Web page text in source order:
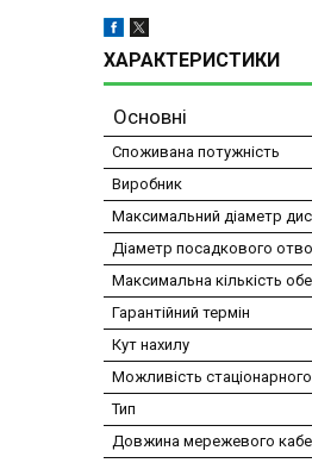
ХАРАКТЕРИСТИКИ
Основні
Споживана потужність
Виробник
Максимальний діаметр
Діаметр посадкового
Максимальна кількість
Гарантійний термін
Кут нахилу
Можливість
Тип
Довжина мережевого